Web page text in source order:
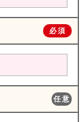
必須
任意